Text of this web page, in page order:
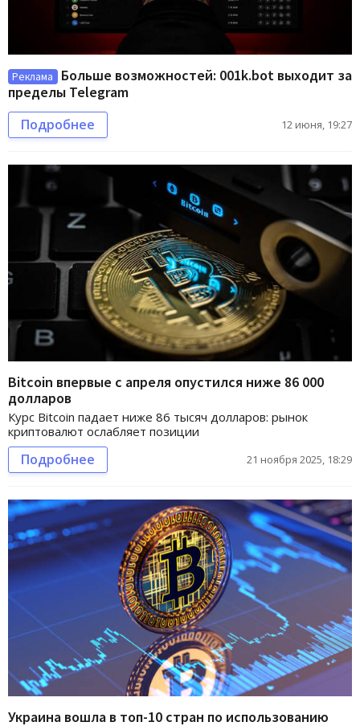
Реклама Больше возможностей: 001k.bot выходит за
пределы Telegram
Подробнее 12 июня, 19:27
Bitcoin впервые с апреля опустился ниже 86 000
долларов
Курс Bitcoin падает ниже 86 тысяч долларов: рынок
криптовалют ослабляет позиции
Подробнее 21 ноября 2025, 18:29
Украина вошла в топ-10 стран по использованию